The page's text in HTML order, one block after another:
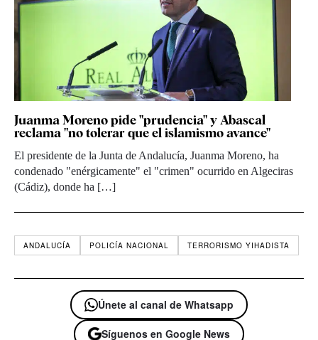
Juanma Moreno pide "prudencia" y Abascal
reclama "no tolerar que el islamismo avance"
El presidente de la Junta de Andalucía, Juanma Moreno, ha
condenado "enérgicamente" el "crimen" ocurrido en Algeciras
(Cádiz), donde ha […]
ANDALUCÍA POLICÍA NACIONAL TERRORISMO YIHADISTA
Únete al canal de Whatsapp
Síguenos en Google News